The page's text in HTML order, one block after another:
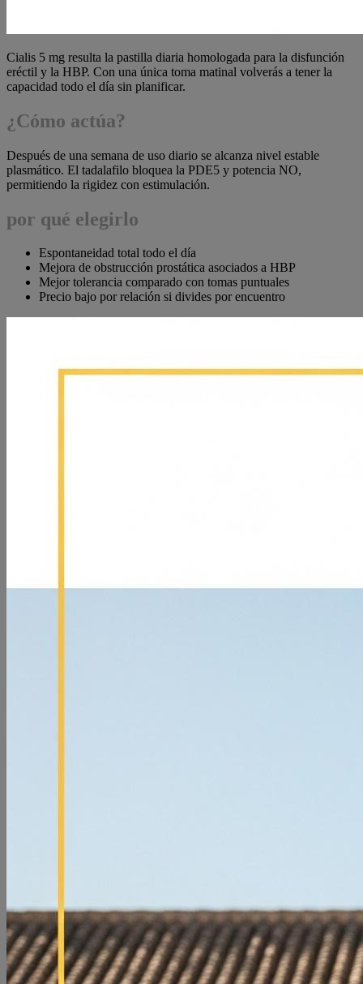
Cialis 5 mg resulta la pastilla diaria homologada para la disfunción
eréctil y la HBP. Con una única toma matinal volverás a tener la
capacidad todo el día sin planificar.
¿Cómo actúa?
Después de una semana de uso diario se alcanza nivel estable
plasmático. El tadalafilo bloquea la PDE5 y potencia NO,
permitiendo la rigidez con estimulación.
por qué elegirlo
Espontaneidad total todo el día
Mejora de obstrucción prostática asociados a HBP
Mejor tolerancia comparado con tomas puntuales
Precio bajo por relación si divides por encuentro